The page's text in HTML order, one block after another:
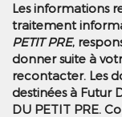
Les informations
traitement
PETIT PRE,
donner suite à
recontacter. Les
destinées à Futur
DU PETIT PRE.